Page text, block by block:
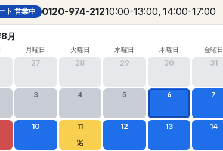
ト 営業中 0120-974-21210:00-13:00, 14:00-17:00
月
月曜日 火曜日 水曜日 木曜日 金曜日
27 28 29 30 31
3 4 5 6 7
10 11 12 13 14